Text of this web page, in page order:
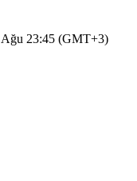
Ağu 23:45 (GMT+3)